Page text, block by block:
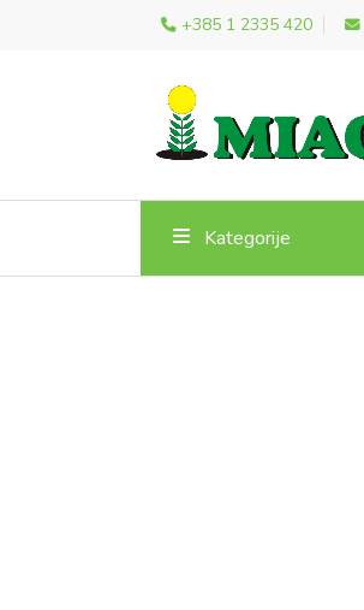
+385 1 2335 420
Kategorije